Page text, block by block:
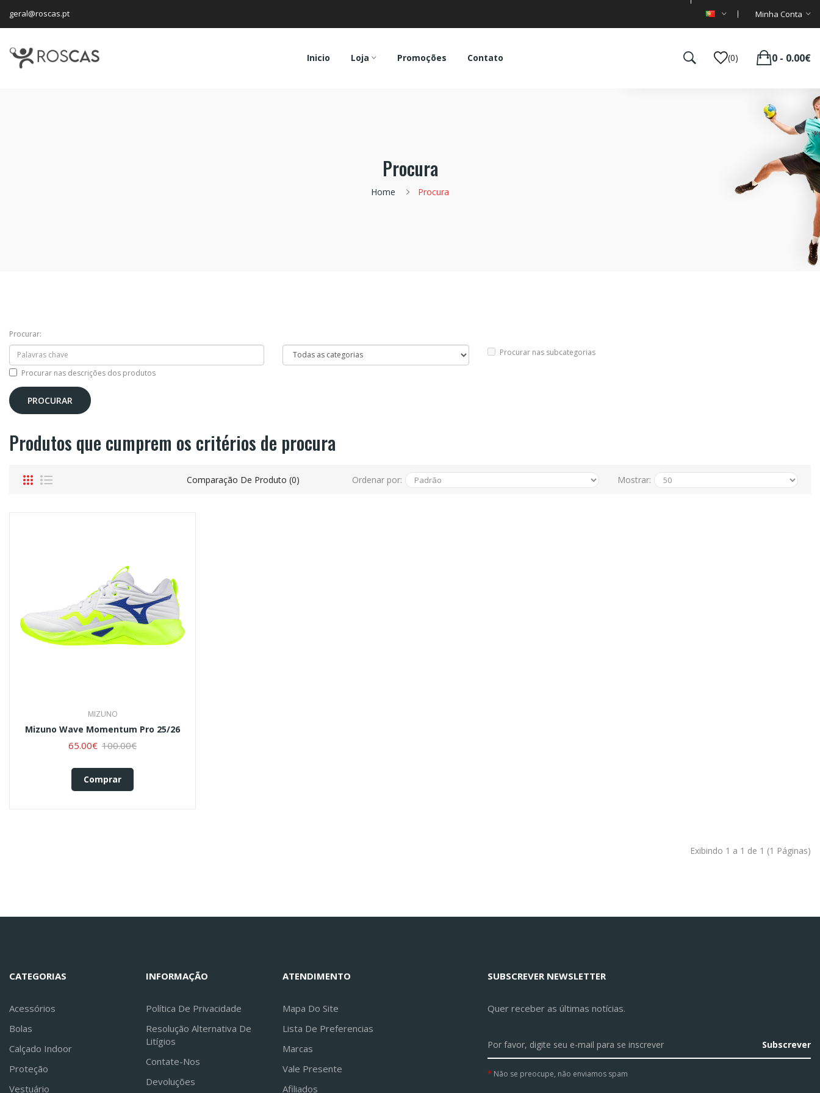
geral@roscas.pt Minha Conta
Inicio Loja Promoções Contato (0) 0 - 0.00€
Procura
Home Procura
Procurar:
Procurar nas subcategorias
Procurar nas descrições dos produtos
Produtos que cumprem os critérios de procura
Comparação De Produto (0) Ordenar por: Mostrar:
MIZUNO
Mizuno Wave Momentum Pro 25/26
65.00€ 100.00€
Comprar
Exibindo 1 a 1 de 1 (1 Páginas)
CATEGORIAS
Acessórios
Bolas
Calçado Indoor
Proteção
Vestuário
INFORMAÇÃO
Política De Privacidade
Resolução Alternativa De
Litígios
Contate-Nos
Devoluções
ATENDIMENTO
Mapa Do Site
Lista De Preferencias
Marcas
Vale Presente
Afiliados
SUBSCREVER NEWSLETTER
Quer receber as últimas notícias.
Subscrever
Não se preocupe, não enviamos spam